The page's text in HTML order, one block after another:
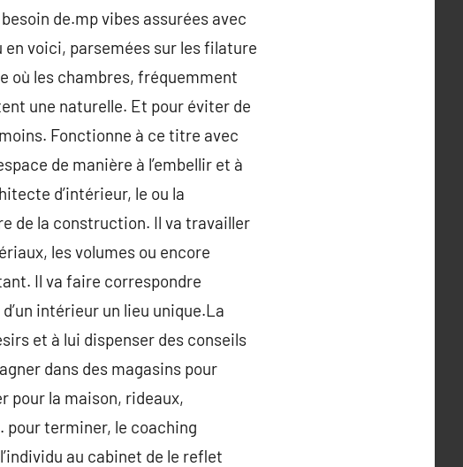
de.mp vibes assurées avec
voici, parsemées sur les filature
où les chambres, fréquemment
une naturelle. Et pour éviter de
Fonctionne à ce titre avec
de manière à l’embellir et à
d’intérieur, le ou la
de la construction. Il va travailler
les volumes ou encore
Il va faire correspondre
intérieur un lieu unique.La
et à lui dispenser des conseils
dans des magasins pour
pour la maison, rideaux,
pour terminer, le coaching
au cabinet de le reflet